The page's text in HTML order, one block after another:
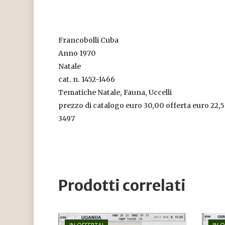
Francobolli Cuba
Anno 1970
Natale
cat. n. 1452-1466
Tematiche Natale, Fauna, Uccelli
prezzo di catalogo euro 30,00 offerta euro
3497
Prodotti correlati